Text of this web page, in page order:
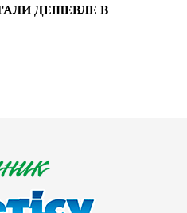
ДЕШЕВЛЕ В